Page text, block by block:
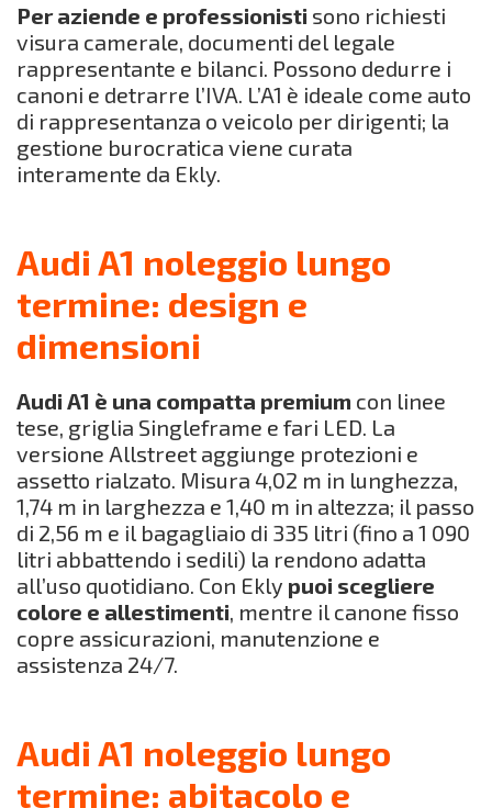
Per aziende e professionisti sono richiesti
visura camerale, documenti del legale
rappresentante e bilanci. Possono dedurre i
canoni e detrarre l’IVA. L’A1 è ideale come auto
di rappresentanza o veicolo per dirigenti; la
gestione burocratica viene curata
interamente da Ekly.
Audi A1 noleggio lungo
termine: design e
dimensioni
Audi A1 è una compatta premium con linee
tese, griglia Singleframe e fari LED. La
versione Allstreet aggiunge protezioni e
assetto rialzato. Misura 4,02 m in lunghezza,
1,74 m in larghezza e 1,40 m in altezza; il passo
di 2,56 m e il bagagliaio di 335 litri (fino a 1 090
litri abbattendo i sedili) la rendono adatta
all’uso quotidiano. Con Ekly puoi scegliere
colore e allestimenti, mentre il canone fisso
copre assicurazioni, manutenzione e
assistenza 24/7.
Audi A1 noleggio lungo
termine: abitacolo e